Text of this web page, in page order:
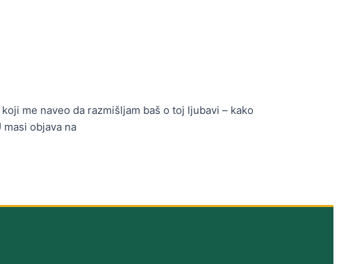
me naveo da razmišljam baš o toj ljubavi – kako
objava na